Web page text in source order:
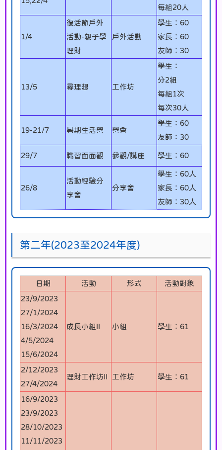
每組20人
1/4
復活節戶外
活動-親子學
理財
戶外活動
學生：60
家長：60
友師：30
13/5 尋理想 工作坊
學生：
分2組
每組1次
每次30人
19-21/7 暑期生活營 營會
學生：60
友師：30
29/7 職習面面觀 參觀/講座 學生：60
26/8
活動經驗分
享會
分享會
學生：60人
家長：60人
友師：30人
第二年(2023至2024年度)
日期 活動 形式 活動對象
23/9/2023
27/1/2024
16/3/2024
4/5/2024
15/6/2024
成長小組II 小組 學生：61
2/12/2023
27/4/2024
理財工作坊II 工作坊 學生：61
16/9/2023
23/9/2023
28/10/2023
11/11/2023